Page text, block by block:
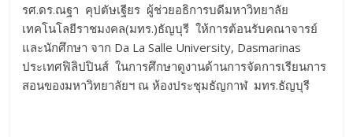
รศ.ดร.ณฐา คุปตัษเฐียร ผู้ช่วยอธิการบดีมหาวิทยาลัย
เทคโนโลยีราชมงคล(มทร.)ธัญบุรี ให้การต้อนรับคณาจารย์
และนักศึกษา จาก Da La Salle University, Dasmarinas
ประเทศฟิลิปปินส์ ในการศึกษาดูงานด้านการจัดการเรียนการ
สอนของมหาวิทยาลัยฯ ณ ห้องประชุมธัญกาฬ มทร.ธัญบุรี